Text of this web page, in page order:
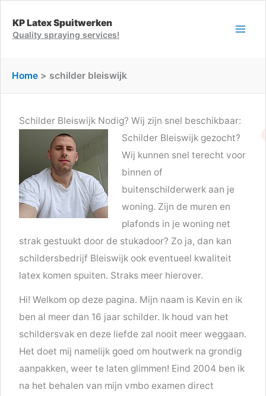
naarKP Latex Spuitwerken
Quality spraying services!
Home schilder bleiswijk
Schilder Bleiswijk Nodig? Wij zijn snel beschikbaar:
Schilder Bleiswijk gezocht?
Wij kunnen snel terecht voor
binnen of
buitenschilderwerk aan je
woning. Zijn de muren en
plafonds in je woning net
strak gestuukt door de stukadoor? Zo ja, dan kan
schildersbedrijf Bleiswijk ook eventueel kwaliteit
latex komen spuiten. Straks meer hierover.
Hi! Welkom op deze pagina. Mijn naam is Kevin en ik
ben al meer dan 16 jaar schilder. Ik houd van het
schildersvak en deze liefde zal nooit meer weggaan.
Het doet mij namelijk goed om houtwerk na grondig
aanpakken, weer te laten glimmen! Eind 2004 ben ik
na het behalen van mijn vmbo examen direct